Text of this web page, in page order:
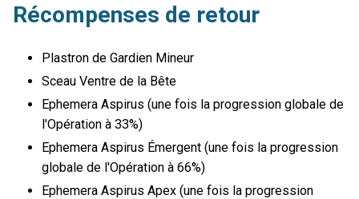
Récompenses de retour
Plastron de Gardien Mineur
Sceau Ventre de la Bête
Ephemera Aspirus (une fois la progression globale de
l'Opération à 33%)
Ephemera Aspirus Émergent (une fois la progression
globale de l'Opération à 66%)
Ephemera Aspirus Apex (une fois la progression